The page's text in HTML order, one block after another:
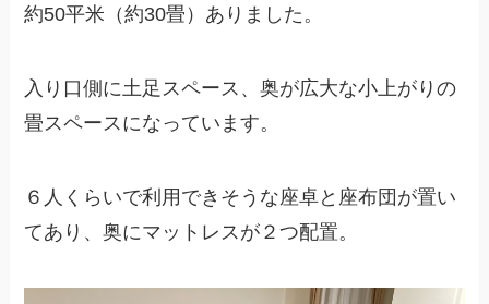
約50平米（約30畳）ありました。
入り口側に土足スペース、奥が広大な小上がりの
畳スペースになっています。
６人くらいで利用できそうな座卓と座布団が置い
てあり、奥にマットレスが２つ配置。